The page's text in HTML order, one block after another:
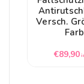
Versch.
€89,90